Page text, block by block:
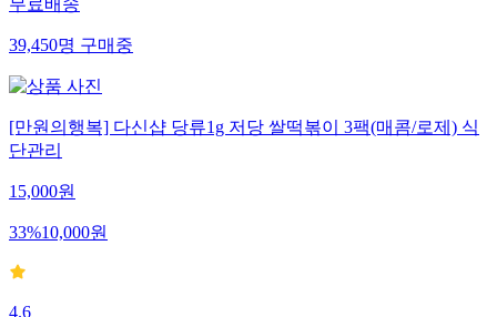
무료배송
39,450명구매중
[만원의행복] 다신샵 당류1g 저당 쌀떡볶이 3팩(매콤/로제) 식
단관리
15,000원
33%10,000원